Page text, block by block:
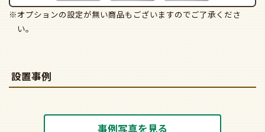
※オプションの設定が無い商品もございますのでご了承くださ
い。
設置事例
事例写真を見る